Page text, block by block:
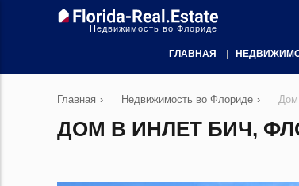
Недвижимость во Флориде
ГЛАВНАЯ
Главная › Недвижимость во Флориде ›
ДОМ В ИНЛЕТ БИЧ,